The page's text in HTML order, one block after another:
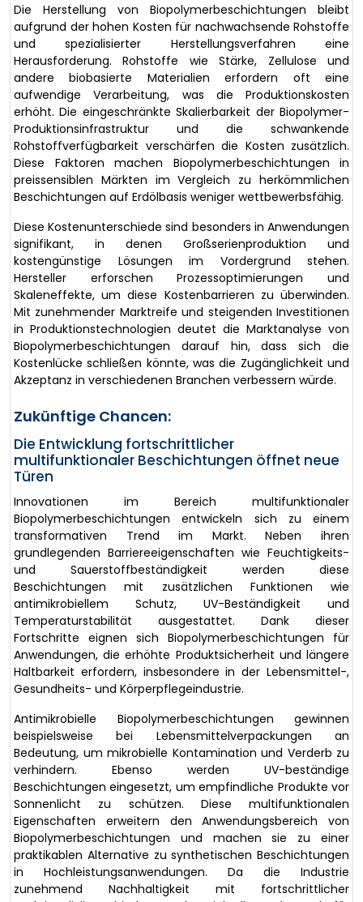
Die Herstellung von Biopolymerbeschichtungen bleibt
aufgrund der hohen Kosten für nachwachsende Rohstoffe
und spezialisierter Herstellungsverfahren eine
Herausforderung. Rohstoffe wie Stärke, Zellulose und
andere biobasierte Materialien erfordern oft eine
aufwendige Verarbeitung, was die Produktionskosten
erhöht. Die eingeschränkte Skalierbarkeit der Biopolymer-
Produktionsinfrastruktur und die schwankende
Rohstoffverfügbarkeit verschärfen die Kosten zusätzlich.
Diese Faktoren machen Biopolymerbeschichtungen in
preissensiblen Märkten im Vergleich zu herkömmlichen
Beschichtungen auf Erdölbasis weniger wettbewerbsfähig.
Diese Kostenunterschiede sind besonders in Anwendungen
signifikant, in denen Großserienproduktion und
kostengünstige Lösungen im Vordergrund stehen.
Hersteller erforschen Prozessoptimierungen und
Skaleneffekte, um diese Kostenbarrieren zu überwinden.
Mit zunehmender Marktreife und steigenden Investitionen
in Produktionstechnologien deutet die Marktanalyse von
Biopolymerbeschichtungen darauf hin, dass sich die
Kostenlücke schließen könnte, was die Zugänglichkeit und
Akzeptanz in verschiedenen Branchen verbessern würde.
Zukünftige Chancen:
Die Entwicklung fortschrittlicher
multifunktionaler Beschichtungen öffnet neue
Türen
Innovationen im Bereich multifunktionaler
Biopolymerbeschichtungen entwickeln sich zu einem
transformativen Trend im Markt. Neben ihren
grundlegenden Barriereeigenschaften wie Feuchtigkeits-
und Sauerstoffbeständigkeit werden diese
Beschichtungen mit zusätzlichen Funktionen wie
antimikrobiellem Schutz, UV-Beständigkeit und
Temperaturstabilität ausgestattet. Dank dieser
Fortschritte eignen sich Biopolymerbeschichtungen für
Anwendungen, die erhöhte Produktsicherheit und längere
Haltbarkeit erfordern, insbesondere in der Lebensmittel-,
Gesundheits- und Körperpflegeindustrie.
Antimikrobielle Biopolymerbeschichtungen gewinnen
beispielsweise bei Lebensmittelverpackungen an
Bedeutung, um mikrobielle Kontamination und Verderb zu
verhindern. Ebenso werden UV-beständige
Beschichtungen eingesetzt, um empfindliche Produkte vor
Sonnenlicht zu schützen. Diese multifunktionalen
Eigenschaften erweitern den Anwendungsbereich von
Biopolymerbeschichtungen und machen sie zu einer
praktikablen Alternative zu synthetischen Beschichtungen
in Hochleistungsanwendungen. Da die Industrie
zunehmend Nachhaltigkeit mit fortschrittlicher